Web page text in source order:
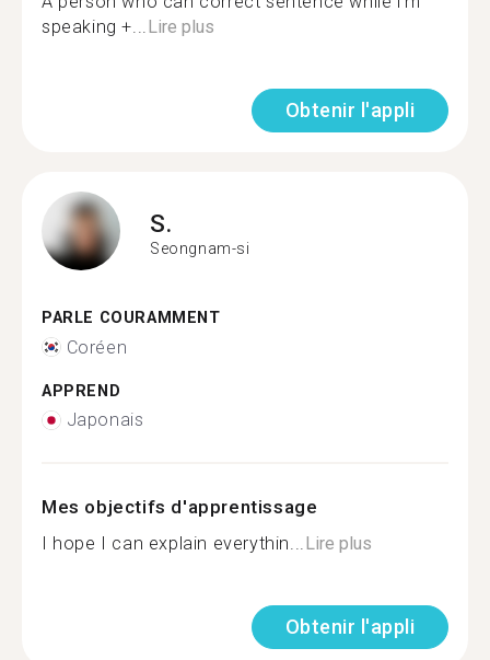
speaking +...Lire plus
Obtenir l'appli
S.
Seongnam-si
PARLE COURAMMENT
Coréen
APPREND
Japonais
Mes objectifs d'apprentissage
I hope I can explain everythin...Lire plus
Obtenir l'appli